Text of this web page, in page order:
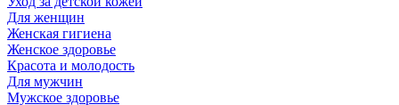
Для женщин
Женская гигиена
Женское здоровье
Красота и молодость
Для мужчин
Мужское здоровье